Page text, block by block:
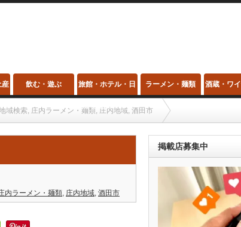
産 飲む・遊ぶ 旅館・ホテル・日
帰り温泉・スパ
ラーメン・麺類 酒蔵・ワ
域検索, 庄内ラーメン・麺類, 庄内地域, 酒田市
内ラーメン・麺類, 庄内地域, 酒田市
掲載店募集中